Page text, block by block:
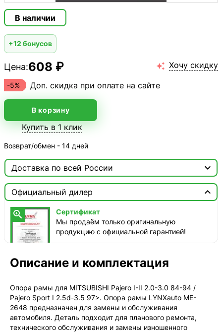
В наличии
+12 бонусов
Цена:608 ₽  Хочу скидку
-5% Доп. скидка при оплате на сайте
В корзину
Купить в 1 клик
Возврат/обмен - 14 дней
Доставка по всей России 
 Москва
ТопРадар — Курьер
завтра, от 350 ₽
ТопРадар — Самовывоз
сегодня, бесплатно
СДЭК — Курьер
2-4 дня, от 385 ₽
Официальный дилер


Сертификат
Мы продаём только оригинальную
продукцию с официальной гарантией!
Описание и комплектация
Опора рамы для MITSUBISHI Pajero I-II 2.0-3.0 84-94 /
Pajero Sport I 2.5d-3.5 97>. Опора рамы LYNXauto ME-
2648 предназначен для замены и обслуживания
автомобиля. Деталь подходит для планового ремонта,
технического обслуживания и замены изношенного